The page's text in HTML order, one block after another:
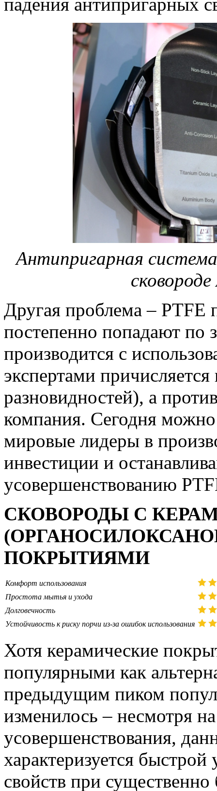
падения антипригарных
Антипригарная
Другая проблема – PTFE
постепенно попадают по
производится с
экспертами
разновидностей), а
компания. Сегодня можно
мировые лидеры в
инвестиции и
усовершенствованию
СКОВОРОДЫ С
ПОКРЫТИЯМИ
Комфорт использования
Простота мытья и ухода
Долговечность
Устойчивость к риску порчи из-за ошибок использования
Хотя керамические
популярными как
предыдущим пиком
изменилось – несмотря
усовершенствования,
характеризуется
свойств при